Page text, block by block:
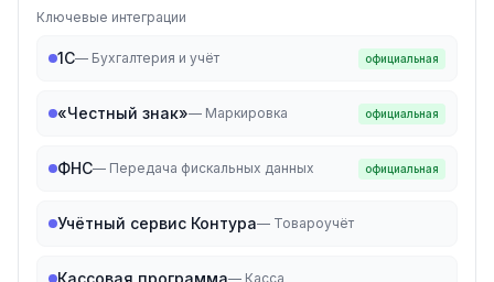
Ключевые интеграции
1С— Бухгалтерия и учёт официальная
«Честный знак»— Маркировка официальная
ФНС— Передача фискальных данных официальная
Учётный сервис Контура— Товароучёт
Кассовая программа— Касса